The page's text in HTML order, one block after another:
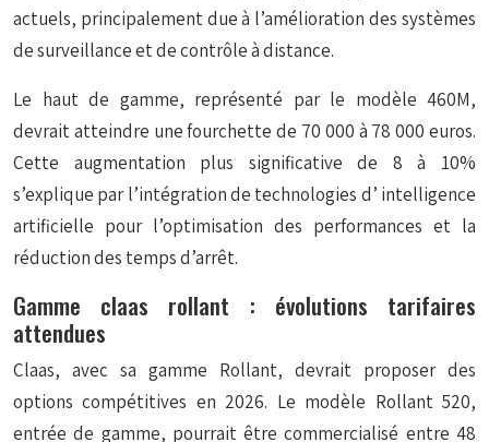
actuels, principalement due à l’amélioration des systèmes
de surveillance et de contrôle à distance.
Le haut de gamme, représenté par le modèle 460M,
devrait atteindre une fourchette de 70 000 à 78 000 euros.
Cette augmentation plus significative de 8 à 10%
s’explique par l’intégration de technologies d’ intelligence
artificielle pour l’optimisation des performances et la
réduction des temps d’arrêt.
Gamme claas rollant : évolutions tarifaires
attendues
Claas, avec sa gamme Rollant, devrait proposer des
options compétitives en 2026. Le modèle Rollant 520,
entrée de gamme, pourrait être commercialisé entre 48